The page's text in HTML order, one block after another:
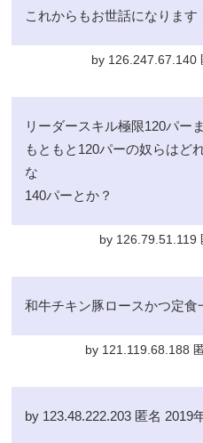
これからもお世話になります
by 126.247.67.140
リーダースキル極限120パー
もともと120パーの奴らはど
な
140パーとか？
by 126.79.51.119
和牛チキン豚ロースかつ定食
by 121.119.68.188
by 123.48.222.203 匿名 2019